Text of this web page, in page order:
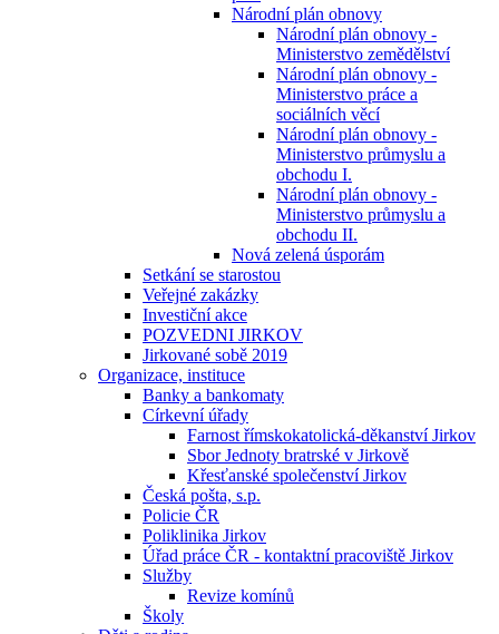
Národní plán obnovy
Národní plán obnovy -
Ministerstvo zemědělství
Národní plán obnovy -
Ministerstvo práce a
sociálních věcí
Národní plán obnovy -
Ministerstvo průmyslu a
obchodu I.
Národní plán obnovy -
Ministerstvo průmyslu a
obchodu II.
Nová zelená úsporám
Setkání se starostou
Veřejné zakázky
Investiční akce
POZVEDNI JIRKOV
Jirkované sobě 2019
Organizace, instituce
Banky a bankomaty
Církevní úřady
Farnost římskokatolická-děkanství Jirkov
Sbor Jednoty bratrské v Jirkově
Křesťanské společenství Jirkov
Česká pošta, s.p.
Policie ČR
Poliklinika Jirkov
Úřad práce ČR - kontaktní pracoviště Jirkov
Služby
Revize komínů
Školy